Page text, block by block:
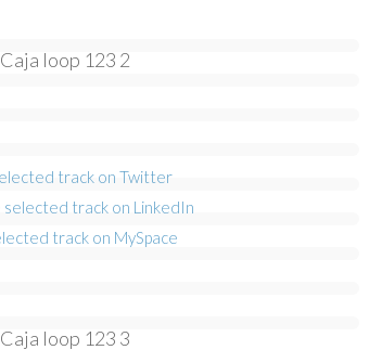
Caja loop 123 2
Caja loop 123 3